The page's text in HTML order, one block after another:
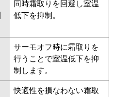
同時霜取りを回避し室温
低下を抑制。
サーモオフ時に霜取りを
行うことで室温低下を抑
制します。
快適性を損なわない霜取